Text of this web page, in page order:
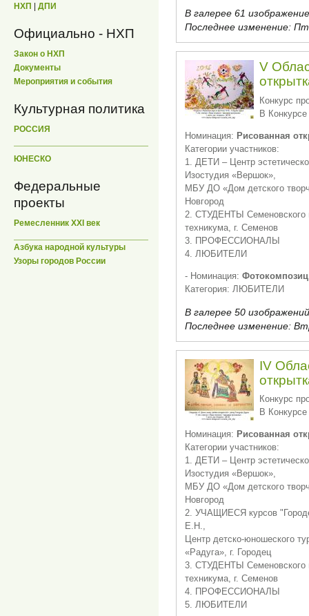
НХП | ДПИ
Официально - НХП
Закон о НХП
Документы
Мероприятия и события
Культурная политика
РОССИЯ
ЮНЕСКО
Федеральные
проекты
Ремесленник XXI век
Азбука народной культуры
Узоры городов России
В галерее 61
Последнее изменение:
V
Конкурс
В
Номинация: Рисованная
Категории участников:
1. ДЕТИ – Центр
Изостудия «Вершок»,
МБУ ДО «Дом детского
Новгород
2. СТУДЕНТЫ Семеновского
техникума, г. Семенов
3. ПРОФЕССИОНАЛЫ
4. ЛЮБИТЕЛИ
- Номинация:
Категория: ЛЮБИТЕЛИ
В галерее 50
Последнее изменение:
IV
Конкурс
В
Номинация: Рисованная
Категории участников:
1. ДЕТИ – Центр
Изостудия «Вершок»,
МБУ ДО «Дом детского
Новгород
2. УЧАЩИЕСЯ курсов
Е.Н.,
Центр детско-юношеского
«Радуга», г. Городец
3. СТУДЕНТЫ Семеновского
техникума, г. Семенов
4. ПРОФЕССИОНАЛЫ
5. ЛЮБИТЕЛИ